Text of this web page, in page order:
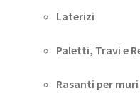
Laterizi
Paletti, Travi e
Rasanti per